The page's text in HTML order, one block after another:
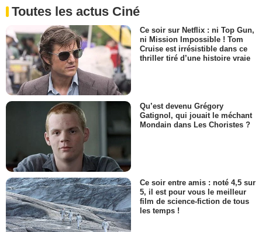
Toutes les actus Ciné
Ce soir sur Netflix : ni Top Gun,
ni Mission Impossible ! Tom
Cruise est irrésistible dans ce
thriller tiré d’une histoire vraie
Qu’est devenu Grégory
Gatignol, qui jouait le méchant
Mondain dans Les Choristes ?
Ce soir entre amis : noté 4,5 sur
5, il est pour vous le meilleur
film de science-fiction de tous
les temps !